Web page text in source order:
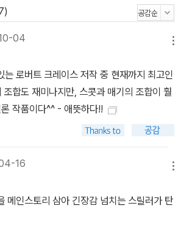
04
는 로버트 크레이스 저작 중 현재까지 최고인
합도 재미나지만, 스콧과 매기의 조합이 훨
작품이다^^ - 애뜻하다!!
16
메인스토리 삼아 긴장감 넘치는 스릴러가 탄